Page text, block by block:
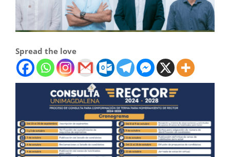
Spread the love